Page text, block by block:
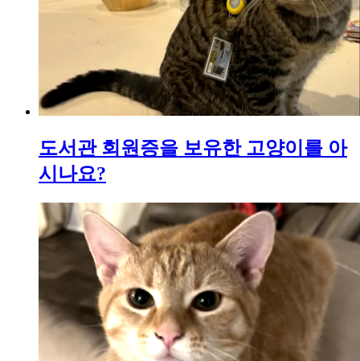
도서관 회원증을 보유한 고양이를 아
시나요?